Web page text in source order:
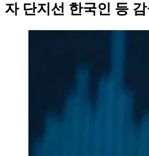
자 단지선 한국인 등